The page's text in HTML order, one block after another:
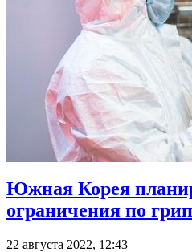
Южная Корея
ограничения по
22 августа 2022, 12:43